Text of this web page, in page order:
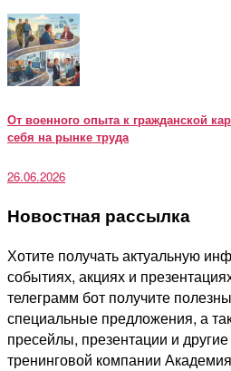
От военного опыта к гражданской
себя на рынке труда
26.06.2026
Новостная рассылка
Хотите получать актуальную
событиях, акциях и
телеграмм бот получите
специальные предложения, а
пресейлы, презентации и
тренинговой компании